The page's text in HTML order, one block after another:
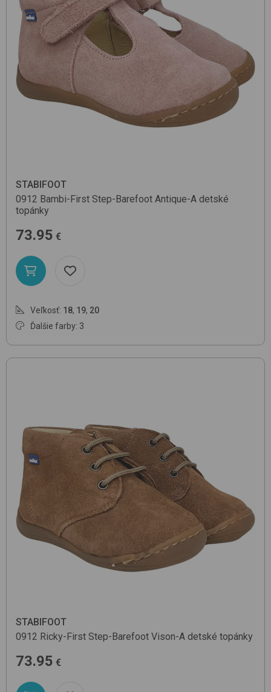
STABIFOOT
0912 Bambi-First Step-Barefoot Antique-A detské
topánky
73.95 €
Veľkosť: 18, 19, 20
Ďalšie farby: 3
STABIFOOT
0912 Ricky-First Step-Barefoot Vison-A detské topánky
73.95 €